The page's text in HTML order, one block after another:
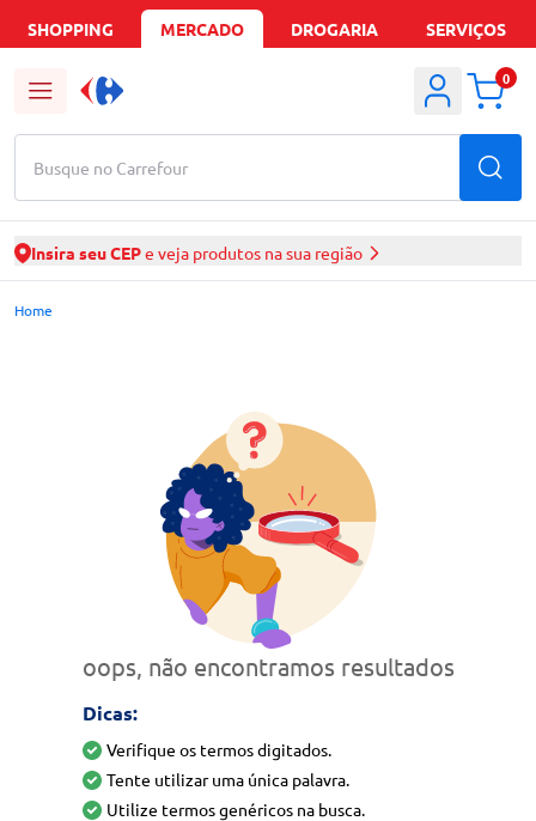
SHOPPING MERCADO DROGARIA SERVIÇOS
Busque no Carrefour
0
Insira seu CEPe veja produtos na sua região
Mercado Carrefour | Ofertas de Supermercado Delivery
Home
oops, não encontramos resultados
Dicas:
Verifique os termos digitados.
Tente utilizar uma única palavra.
Utilize termos genéricos na busca.